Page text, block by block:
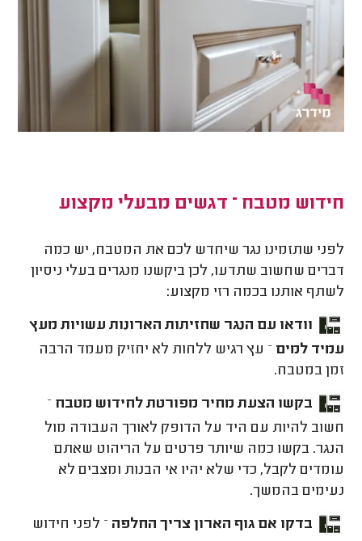
חידוש מטבח – דגשים מבעלי מקצוע
לפני שתזמינו נגר שיחדש לכם את המטבח, יש כמה
דברים שחשוב שתדעו, לכן ביקשנו מנגרים בעלי ניסיון
לשתף אותנו בכמה רזי מקצוע:
וודאו עם הנגר שחזיתות הארונות עשויות מעץ
עמיד למים – עץ רגיש ללחות לא יחזיק מעמד הרבה
זמן במטבח.
בקשו הצעת מחיר מפורטת לחידוש מטבח –
חשוב להיות עם היד על הדופק לאורך העבודה מול
הנגר. בקשו כמה שיותר פרטים על הריהוט שאתם
עומדים לקבל, כדי שלא יהיו אי הבנות ומצבים לא
נעימים בהמשך.
בדקו אם גוף הארון צריך החלפה – לפני חידוש